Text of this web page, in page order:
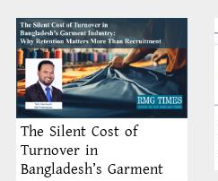
The Silent Cost of
Turnover in
Bangladesh’s Garment